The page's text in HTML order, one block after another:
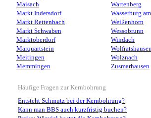
Maisach
Markt Indersdorf
Markt Rettenbach
Markt Schwaben
Marktoberdorf
Marquartstein
Meitingen
Memmingen
Wartenberg
Wasserburg
Weißenhorn
Wessobrunn
Windach
Wolznach
Zusmarhausen
Häufige Fragen zur Kernbohrung
Entsteht Schmutz bei der Kernbohrung?
Kann man BBS auch kurzfristig buchen?